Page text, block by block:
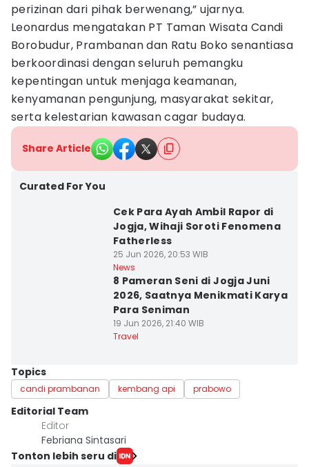
perizinan dari pihak berwenang,” ujarnya.
Leonardus mengatakan PT Taman Wisata Candi
Borobudur, Prambanan dan Ratu Boko senantiasa
berkoordinasi dengan seluruh pemangku
kepentingan untuk menjaga keamanan,
kenyamanan pengunjung, masyarakat sekitar,
serta kelestarian kawasan cagar budaya.
Share Article
Curated For You
Cek Para Ayah Ambil Rapor di
Jogja, Wihaji Soroti Fenomena
Fatherless
25 Jun 2026, 20:53 WIB
News
8 Pameran Seni di Jogja Juni
2026, Saatnya Menikmati Karya
Para Seniman
19 Jun 2026, 21:40 WIB
Travel
Topics
candi prambanan kembang api prabowo
Editorial Team
Editor
Febriana Sintasari
Tonton lebih seru di